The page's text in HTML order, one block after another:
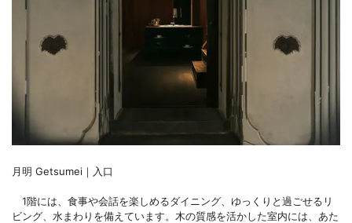
月明 Getsumei｜入口
1階には、食事や会話を楽しめるダイニング、ゆっくりと過ごせるリ
ビング、水まわりを備えています。木の質感を活かした室内には、あた